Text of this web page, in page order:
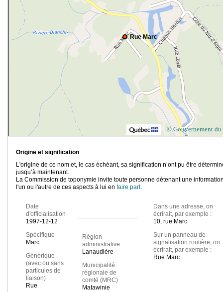
Rue Marc
© Gouvernement du
Origine et signification
L'origine de ce nom et, le cas échéant, sa signification n’ont pu être
jusqu’à maintenant.
La Commission de toponymie invite toute personne détenant une
l'un ou l'autre de ces aspects à lui en faire part.
Date
d'officialisation
1997-12-12
Spécifique
Marc
Générique
(avec ou sans
particules de
liaison)
Rue
Région
administrative
Lanaudière
Municipalité
régionale de
comté (MRC)
Matawinie
Dans une adresse, on
écrirait, par exemple :
10, rue Marc
Sur un panneau de
signalisation routière, on
écrirait, par exemple :
Rue Marc